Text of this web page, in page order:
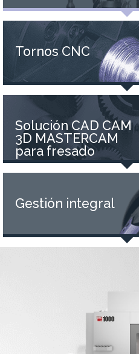
Tornos CNC
Solución CAD CAM
3D MASTERCAM
para fresado
Gestión integral